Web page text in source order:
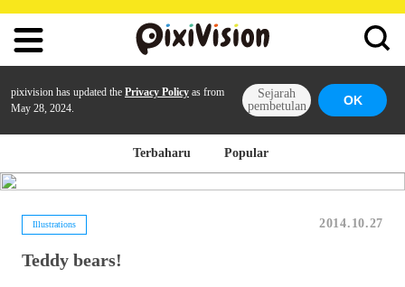
pixivision has updated the Privacy Policy as from
May 28, 2024.
Sejarah
pembetulan
OK
Terbaharu Popular
Illustrations 2014.10.27
Teddy bears!